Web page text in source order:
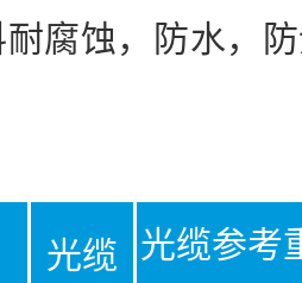
腐蚀，防水，
光缆
光缆参考